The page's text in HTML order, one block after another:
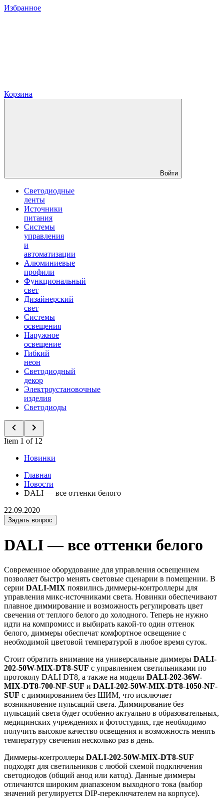
Избранное
Корзина
Войти
Светодиодные
ленты
Источники
питания
Системы
управления
и
автоматизации
Алюминиевые
профили
Функциональный
свет
Дизайнерский
свет
Системы
освещения
Наружное
освещение
Гибкий
неон
Светодиодный
декор
Электроустановочные
изделия
Светодиоды
Item 1 of 12
Новинки
Главная
Новости
DALI — все оттенки белого
22.09.2020
Задать вопрос
DALI — все оттенки белого
Современное оборудование для управления освещением
позволяет быстро менять световые сценарии в помещении. В
серии DALI-MIX появились диммеры-контроллеры для
управления микс-источниками света. Новинки обеспечивают
плавное диммирование и возможность регулировать цвет
свечения от теплого белого до холодного. Теперь не нужно
идти на компромисс и выбирать какой-то один оттенок
белого, диммеры обеспечат комфортное освещение с
необходимой цветовой температурой в любое время суток.
Стоит обратить внимание на универсальные диммеры DALI-
202-50W-MIX-DT8-SUF с управлением светильниками по
протоколу DALI DT8, а также на модели DALI-202-36W-
MIX-DT8-700-NF-SUF и DALI-202-50W-MIX-DT8-1050-NF-
SUF с диммированием без ШИМ, что исключает
возникновение пульсаций света. Диммирование без
пульсаций света будет особенно актуально в образовательных,
медицинских учреждениях и фотостудиях, где необходимо
получить высокое качество освещения и возможность менять
температуру свечения несколько раз в день.
Диммеры-контроллеры DALI-202-50W-MIX-DT8-SUF
подходят для светильников с любой схемой подключения
светодиодов (общий анод или катод). Данные диммеры
отличаются широким диапазоном выходного тока (выбор
значений регулируется DIP-переключателем на корпусе).